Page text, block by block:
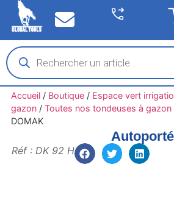
Accueil/ Boutique/ Espace vert
gazon/ Toutes nos tondeuses à gazon
DOMAK
Réf : DK 92 H